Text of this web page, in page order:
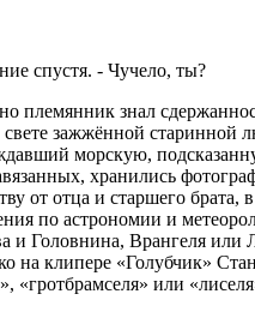
спустя. - Чучело, ты?
знал
зажжённой
морскую,
хранились
отца и старшего брата,
по астрономии и
Головнина, Врангеля
клипере «Голубчик»
или